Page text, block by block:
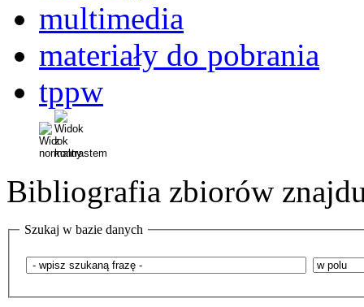
multimedia
materiały do pobrania
tppw
Bibliografia zbiorów
Szukaj w bazie danych